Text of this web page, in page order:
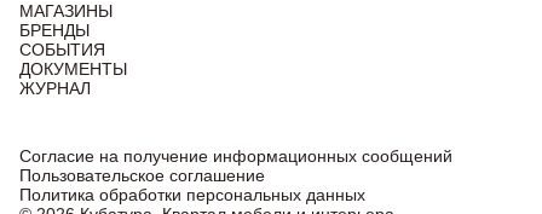
МАГАЗИНЫ
БРЕНДЫ
СОБЫТИЯ
ДОКУМЕНТЫ
ЖУРНАЛ
Согласие на получение информационных сообщений
Пользовательское соглашение
Политика обработки персональных данных